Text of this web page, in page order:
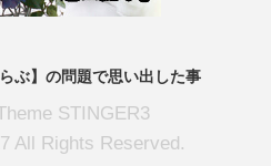
ぶ】の問題で思い出した事
STINGER3
All Rights Reserved.